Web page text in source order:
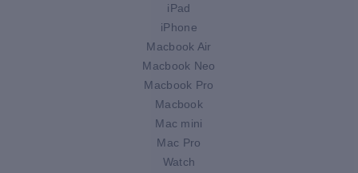
iPad
iPhone
Macbook Air
Macbook Neo
Macbook Pro
Macbook
Mac mini
Mac Pro
Watch